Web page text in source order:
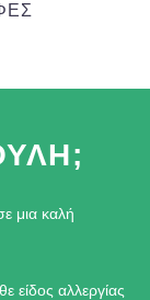
μια καλή
είδος αλλεργίας